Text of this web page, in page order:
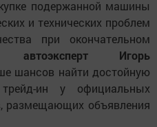
подержанной машины
и технических проблем
при окончательном
автоэксперт Игорь
шансов найти достойную
ин у официальных
размещающих объявления